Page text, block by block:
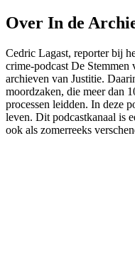
Over In de
Cedric Lagast, reporter bij
crime-podcast De
archieven van Justitie.
moordzaken, die meer dan
processen leidden. In deze
leven. Dit podcastkanaal is
ook als zomerreeks